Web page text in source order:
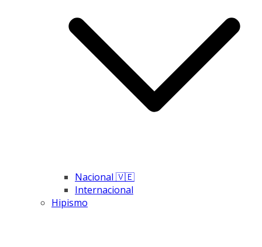
Nacional 🇻🇪
Internacional
Hipismo